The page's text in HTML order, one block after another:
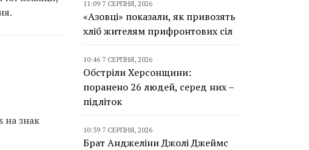
на знак
11:09 7 СЕРПНЯ, 2026
«Азовці» показали, як привозять
хліб жителям прифронтових сіл
10:46 7 СЕРПНЯ, 2026
Обстріли Херсонщини:
поранено 26 людей, серед них –
підліток
10:39 7 СЕРПНЯ, 2026
Брат Анджеліни Джолі Джеймс